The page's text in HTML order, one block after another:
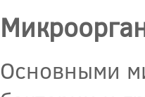
Основными